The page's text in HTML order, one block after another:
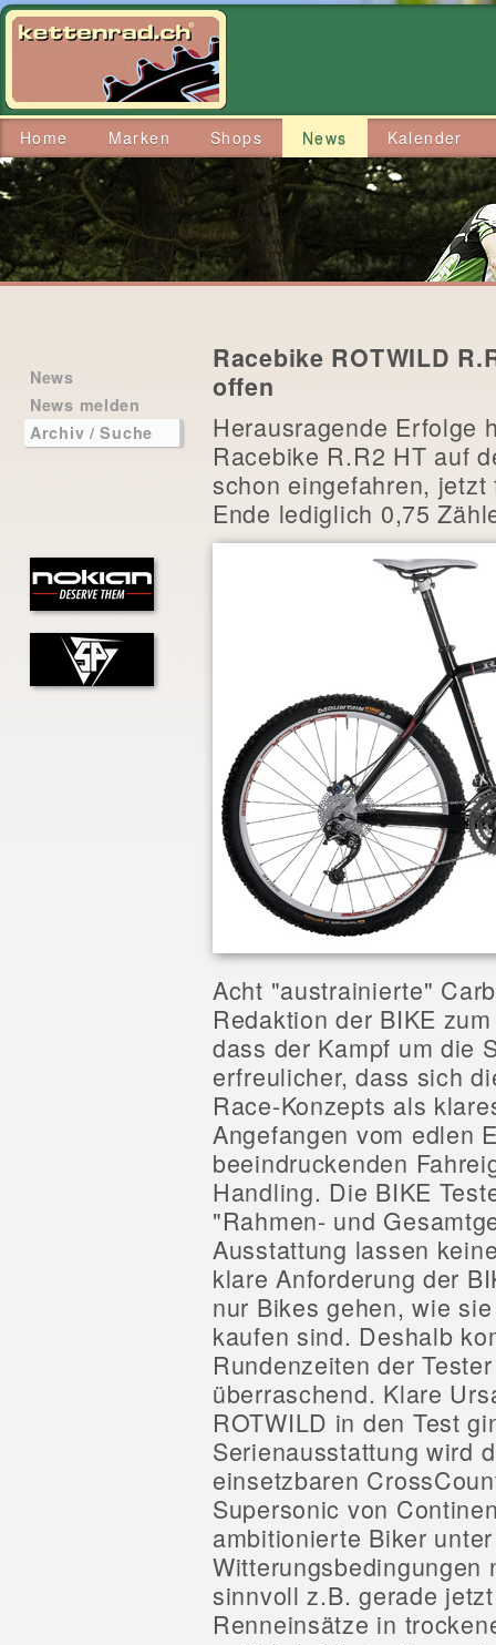
Home Marken Shops News Kalender
News
News melden
Archiv / Suche
Racebike ROTWILD
offen
Herausragende Erfolge
Racebike R.R2 HT auf
schon eingefahren,
Ende lediglich 0,75
Acht "austrainierte"
Redaktion der BIKE
dass der Kampf um die
erfreulicher, dass sich
Race-Konzepts als
Angefangen vom edlen
beeindruckenden
Handling. Die BIKE
"Rahmen- und
Ausstattung lassen
klare Anforderung der
nur Bikes gehen, wie
kaufen sind. Deshalb
Rundenzeiten der
überraschend. Klare
ROTWILD in den Test
Serienausstattung wird
einsetzbaren
Supersonic von
ambitionierte Biker
Witterungsbedingungen
sinnvoll z.B. gerade
Renneinsätze in